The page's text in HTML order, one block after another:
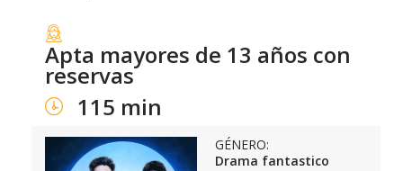
Apta mayores de 13 años con
reservas
115 min
GÉNERO:
Drama fantastico